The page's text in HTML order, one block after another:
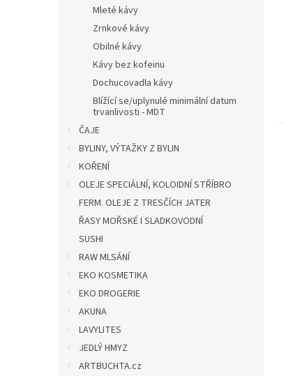
Mleté kávy
Zrnkové kávy
Obilné kávy
Kávy bez kofeinu
Dochucovadla kávy
Blížící se/uplynulé minimální datum
trvanlivosti - MDT
ČAJE
BYLINY, VÝTAŽKY Z BYLIN
KOŘENÍ
OLEJE SPECIÁLNÍ, KOLOIDNÍ STŘÍBRO
FERM. OLEJE Z TRESČÍCH JATER
ŘASY MOŘSKÉ I SLADKOVODNÍ
SUSHI
RAW MLSÁNÍ
EKO KOSMETIKA
EKO DROGERIE
AKUNA
LAVYLITES
JEDLÝ HMYZ
ARTBUCHTA.cz